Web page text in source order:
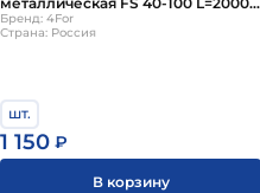
RAL 9003
Бренд: 4For
Страна: Россия
шт.
1 150 ₽
В корзину